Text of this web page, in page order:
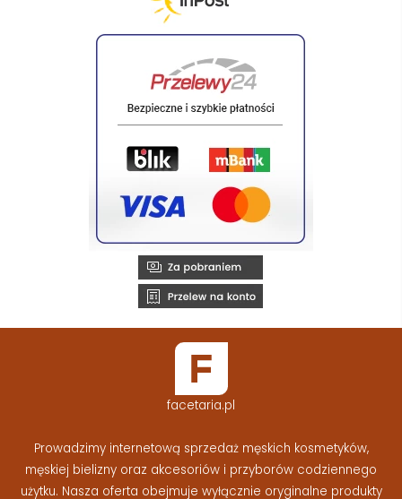
facetaria.pl
Prowadzimy internetową sprzedaż męskich kosmetyków,
męskiej bielizny oraz akcesoriów i przyborów codziennego
użytku. Nasza oferta obejmuje wyłącznie oryginalne produkty